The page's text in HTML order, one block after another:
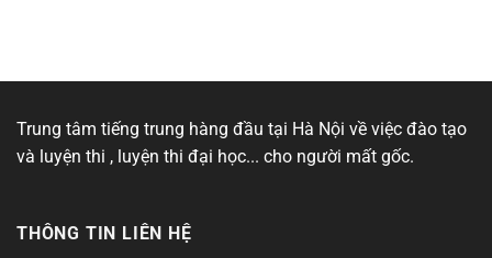
Trung tâm tiếng trung hàng đầu tại Hà Nội về việc đào tạo
và luyện thi , luyện thi đại học... cho người mất gốc.
THÔNG TIN LIÊN HỆ